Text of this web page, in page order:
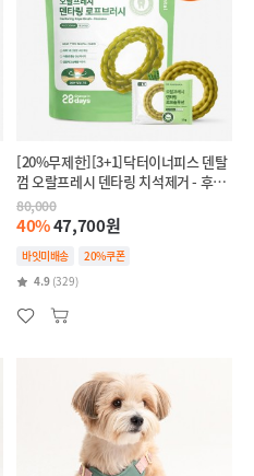
[20%무제한][3+1]닥터이너피스 덴탈
껌 오랄프레시 덴타링 치석제거 - 후코
이단(인텐시브,항산화)
80,000
40%47,700원
바잇미배송
20%쿠폰
4.9 (329)